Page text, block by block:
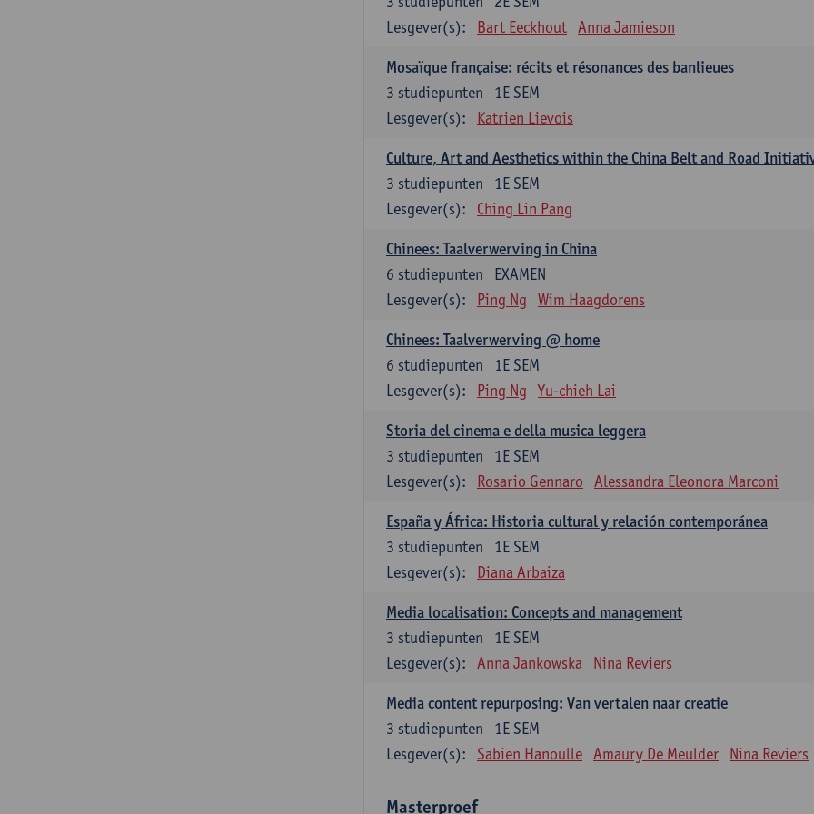
Lesgever(s):
Bart Eeckhout Anna Jamieson
Mosaïque française: récits et résonances des banlieues
1E SEM
3 studiepunten
Lesgever(s):
Katrien Lievois
Culture, Art and Aesthetics within the China Belt and Road
1E SEM
3 studiepunten
Lesgever(s):
Ching Lin Pang
Chinees: Taalverwerving in China
EXAMEN
6 studiepunten
Lesgever(s):
Ping Ng Wim Haagdorens
Chinees: Taalverwerving @ home
1E SEM
6 studiepunten
Lesgever(s):
Ping Ng Yu-chieh Lai
Storia del cinema e della musica leggera
1E SEM
3 studiepunten
Lesgever(s):
Rosario Gennaro Alessandra Eleonora Marconi
España y África: Historia cultural y relación contemporánea
1E SEM
3 studiepunten
Lesgever(s):
Diana Arbaiza
Media localisation: Concepts and management
1E SEM
3 studiepunten
Lesgever(s):
Anna Jankowska Nina Reviers
Media content repurposing: Van vertalen naar creatie
1E SEM
3 studiepunten
Lesgever(s):
Sabien Hanoulle Amaury De Meulder Nina Reviers
Masterproef